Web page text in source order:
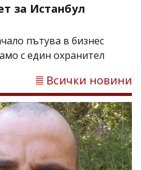
за Истанбул
пътува в бизнес
с един охранител
Всички новини